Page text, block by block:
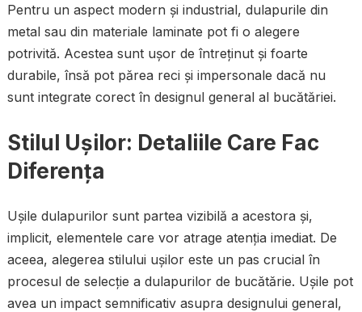
Pentru un aspect modern și industrial, dulapurile din
metal sau din materiale laminate pot fi o alegere
potrivită. Acestea sunt ușor de întreținut și foarte
durabile, însă pot părea reci și impersonale dacă nu
sunt integrate corect în designul general al bucătăriei.
Stilul Ușilor: Detaliile Care Fac
Diferența
Ușile dulapurilor sunt partea vizibilă a acestora și,
implicit, elementele care vor atrage atenția imediat. De
aceea, alegerea stilului ușilor este un pas crucial în
procesul de selecție a dulapurilor de bucătărie. Ușile pot
avea un impact semnificativ asupra designului general,